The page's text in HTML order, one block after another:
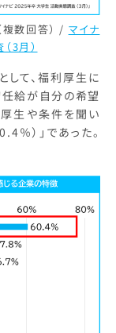
複数回答） / マイナ
3月）
て、福利厚生に
任給が自分の希望
生や条件を聞い
％）」であった。